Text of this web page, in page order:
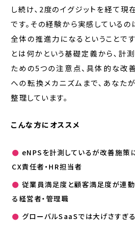
し続け、2度のイグジットを経て
です。その経験から実感している
全体の推進力になるということで
とは何かという基礎定義から、計
ための5つの注意点、具体的な改
への転換メカニズムまで、あなた
整理しています。
こんな方にオススメ
● eNPSを計測しているが改善施策
CX責任者・HR担当者
● 従業員満足度と顧客満足度が連動
る経営者・管理職
● グローバルSaaSでは大げさすぎ